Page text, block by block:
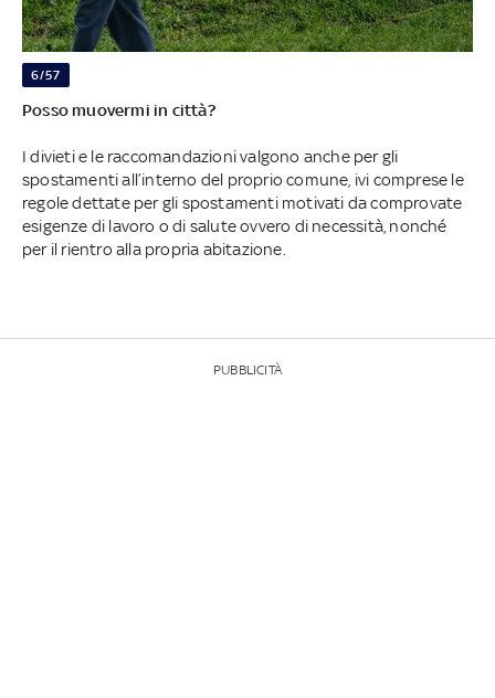
6/57
Posso muovermi in città?
I divieti e le raccomandazioni valgono anche per gli
spostamenti all’interno del proprio comune, ivi comprese le
regole dettate per gli spostamenti motivati da comprovate
esigenze di lavoro o di salute ovvero di necessità, nonché
per il rientro alla propria abitazione.
PUBBLICITÀ